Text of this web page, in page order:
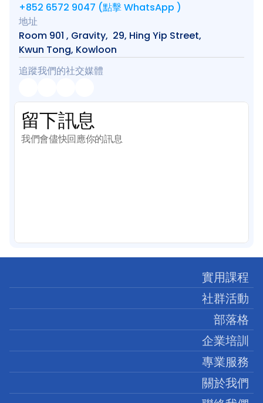
+852 6572 9047 (點擊 WhatsApp )
地址
Room 901 , Gravity,  29, Hing Yip Street,
Kwun Tong, Kowloon
追蹤我們的社交媒體
留下訊息
我們會儘快回應你的訊息
實用課程
社群活動
部落格
企業培訓
專業服務
關於我們